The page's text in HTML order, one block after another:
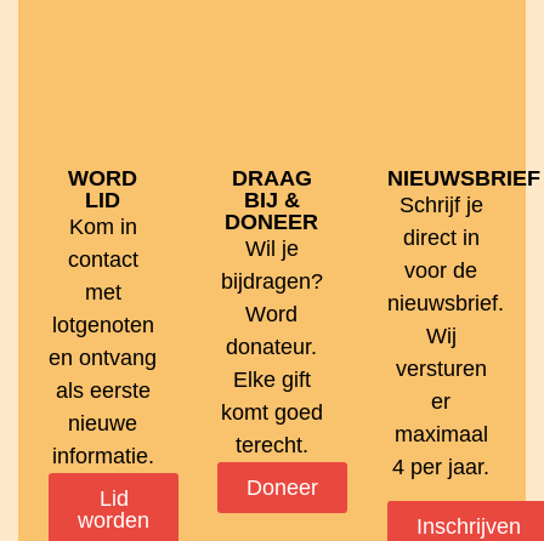
WORD
LID
Kom in
contact
met
lotgenoten
en ontvang
als eerste
nieuwe
informatie.
Lid
worden
DRAAG
BIJ &
DONEER
Wil je
bijdragen?
Word
donateur.
Elke gift
komt goed
terecht.
Doneer
NIEUWSBRIEF
Schrijf je
direct in
voor de
nieuwsbrief.
Wij
versturen
er
maximaal
4 per jaar.
Inschrijven